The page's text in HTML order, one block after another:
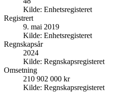
Kilde: Enhetsregisteret
Registrert
9. mai 2019
Kilde: Enhetsregisteret
Regnskapsår
2024
Kilde: Regnskapsregisteret
Omsetning
210 902 000 kr
Kilde: Regnskapsregisteret